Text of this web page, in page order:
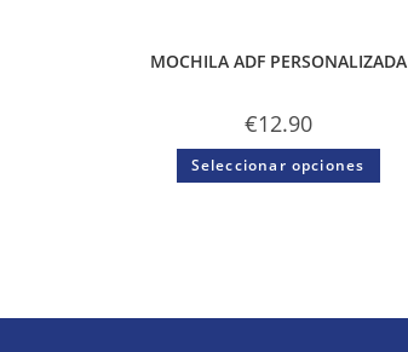
MOCHILA ADF PERSONALIZADA
€12.90
Seleccionar opciones